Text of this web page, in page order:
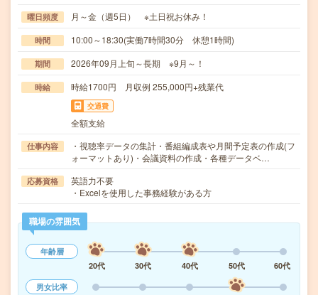
曜日頻度 月～金（週5日） ※土日祝お休み！
時間 10:00～18:30(実働7時間30分 休憩1時間)
期間 2026年09月上旬～長期 ※9月～！
時給 時給1700円 月収例 255,000円+残業代
交通費
全額支給
仕事内容
・視聴率データの集計・番組編成表や月間予定表の作成(フ
ォーマットあり)・会議資料の作成・各種データベ…
応募資格
英語力不要
・Excelを使用した事務経験がある方
職場の雰囲気
年齢層
20代
30代 40代 50代
60代
男女比率